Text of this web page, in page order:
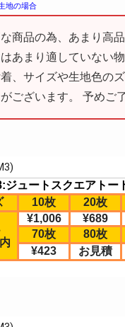
地の場合
商品の為、あまり高品
あまり適していない
、サイズや生地色の
ございます。 予めご